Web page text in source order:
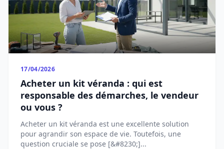
17/04/2026
Acheter un kit véranda : qui est
responsable des démarches, le vendeur
ou vous ?
Acheter un kit véranda est une excellente solution
pour agrandir son espace de vie. Toutefois, une
question cruciale se pose [&#8230;]...